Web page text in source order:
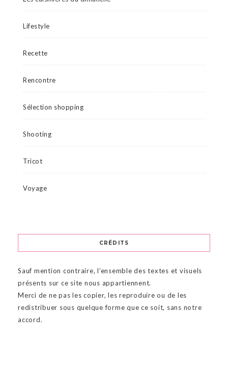
Lifestyle
Recette
Rencontre
Sélection shopping
Shooting
Tricot
Voyage
CRÉDITS
Sauf mention contraire, l’ensemble des textes et visuels
présents sur ce site nous appartiennent.
Merci de ne pas les copier, les reproduire ou de les
redistribuer sous quelque forme que ce soit, sans notre
accord.